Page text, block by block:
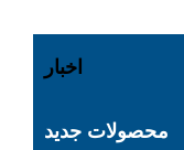
اخبار
محصولات جدید